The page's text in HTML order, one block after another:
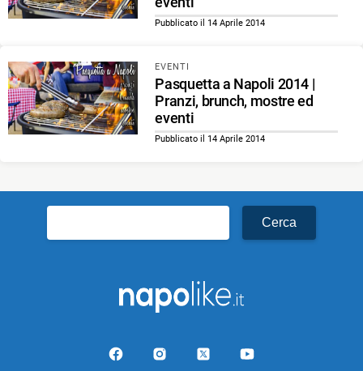
Pubblicato il 14 Aprile 2014
EVENTI
Pasquetta a Napoli 2014 |
Pranzi, brunch, mostre ed
eventi
Pubblicato il 14 Aprile 2014
per: